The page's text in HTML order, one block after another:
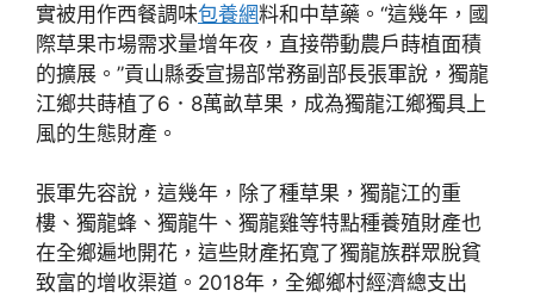
實被用作西餐調味包養網料和中草藥。“這幾年，國
際草果市場需求量增年夜，直接帶動農戶蒔植面積
的擴展。”貢山縣委宣揚部常務副部長張軍說，獨龍
江鄉共蒔植了6．8萬畝草果，成為獨龍江鄉獨具上
風的生態財產。
張軍先容說，這幾年，除了種草果，獨龍江的重
樓、獨龍蜂、獨龍牛、獨龍雞等特點種養殖財產也
在全鄉遍地開花，這些財產拓寬了獨龍族群眾脫貧
致富的增收渠道。2018年，全鄉鄉村經濟總支出